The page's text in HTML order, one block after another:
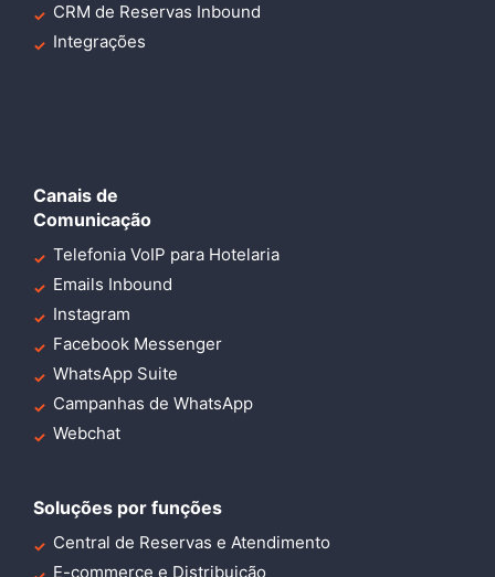
CRM de Reservas Inbound
Integrações
Canais de
Comunicação
Telefonia VoIP para Hotelaria
Emails Inbound
Instagram
Facebook Messenger
WhatsApp Suite
Campanhas de WhatsApp
Webchat
Soluções por funções
Central de Reservas e Atendimento
E-commerce e Distribuição